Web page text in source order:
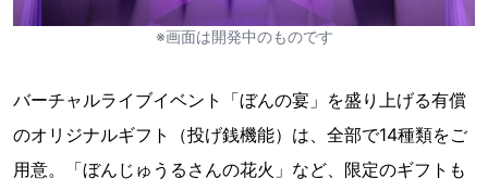
※画面は開発中のものです
バーチャルライブイベント「ぼんの宴」を盛り上げる有償
のオリジナルギフト（投げ銭機能）は、全部で14種類をご
用意。「ぼんじゅうるさんの花火」など、限定のギフトも